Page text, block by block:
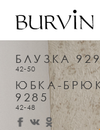
БЛУЗКА
42-50
ЮБКА-
9285
42-48